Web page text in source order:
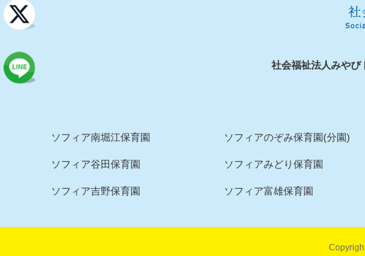
社会福祉法人みやび
ソフィア南堀江保育園 ソフィアのぞみ保育園(分園)
ソフィア谷田保育園 ソフィアみどり保育園
ソフィア吉野保育園 ソフィア富雄保育園